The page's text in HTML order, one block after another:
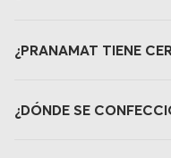
¿PRANAMAT TIENE
¿DÓNDE SE